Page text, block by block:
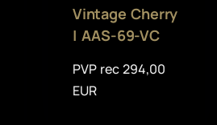
Vintage Cherry
| AAS-69-VC
PVP rec 294,00
EUR